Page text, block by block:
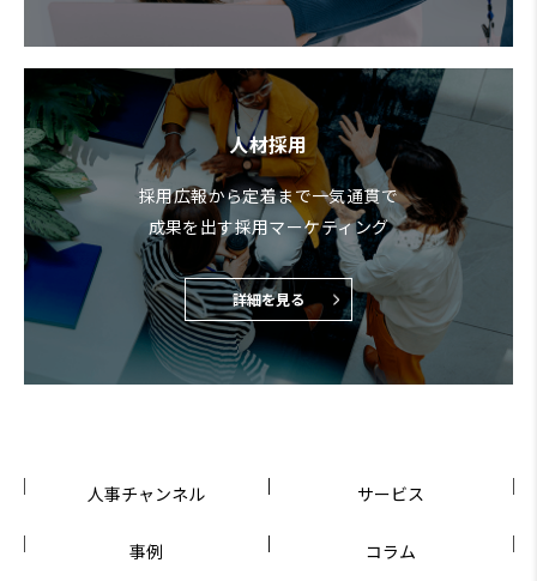
人材採用
採用広報から定着まで一気通貫で
成果を出す採用マーケティング
詳細を見る
人事チャンネル サービス
事例 コラム